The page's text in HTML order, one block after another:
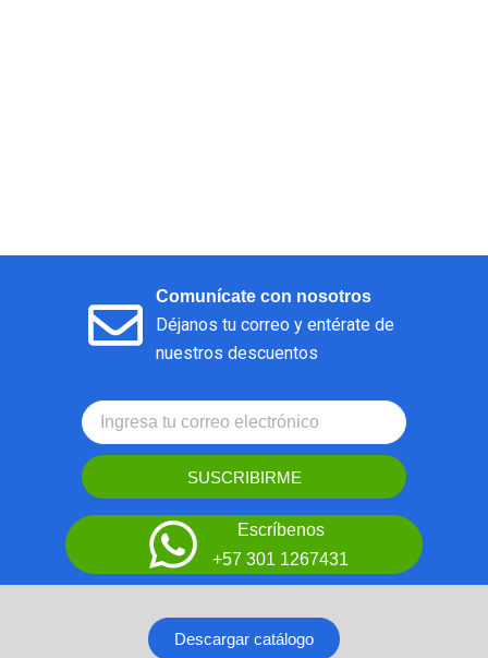
Comunícate con nosotros
Déjanos tu correo y entérate de
nuestros descuentos
SUSCRIBIRME
Escríbenos
+57 301 1267431
Descargar catálogo